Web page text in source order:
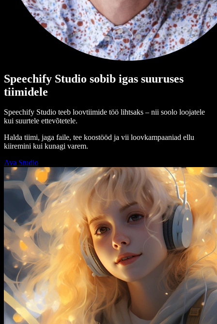
Speechify Studio sobib igas suuruses
tiimidele
Speechify Studio teeb loovtiimide töö lihtsaks – nii soolo loojatele
kui suurtele ettevõtetele.
Halda tiimi, jaga faile, tee koostööd ja vii loovkampaaniad ellu
kiiremini kui kunagi varem.
Ava Studio